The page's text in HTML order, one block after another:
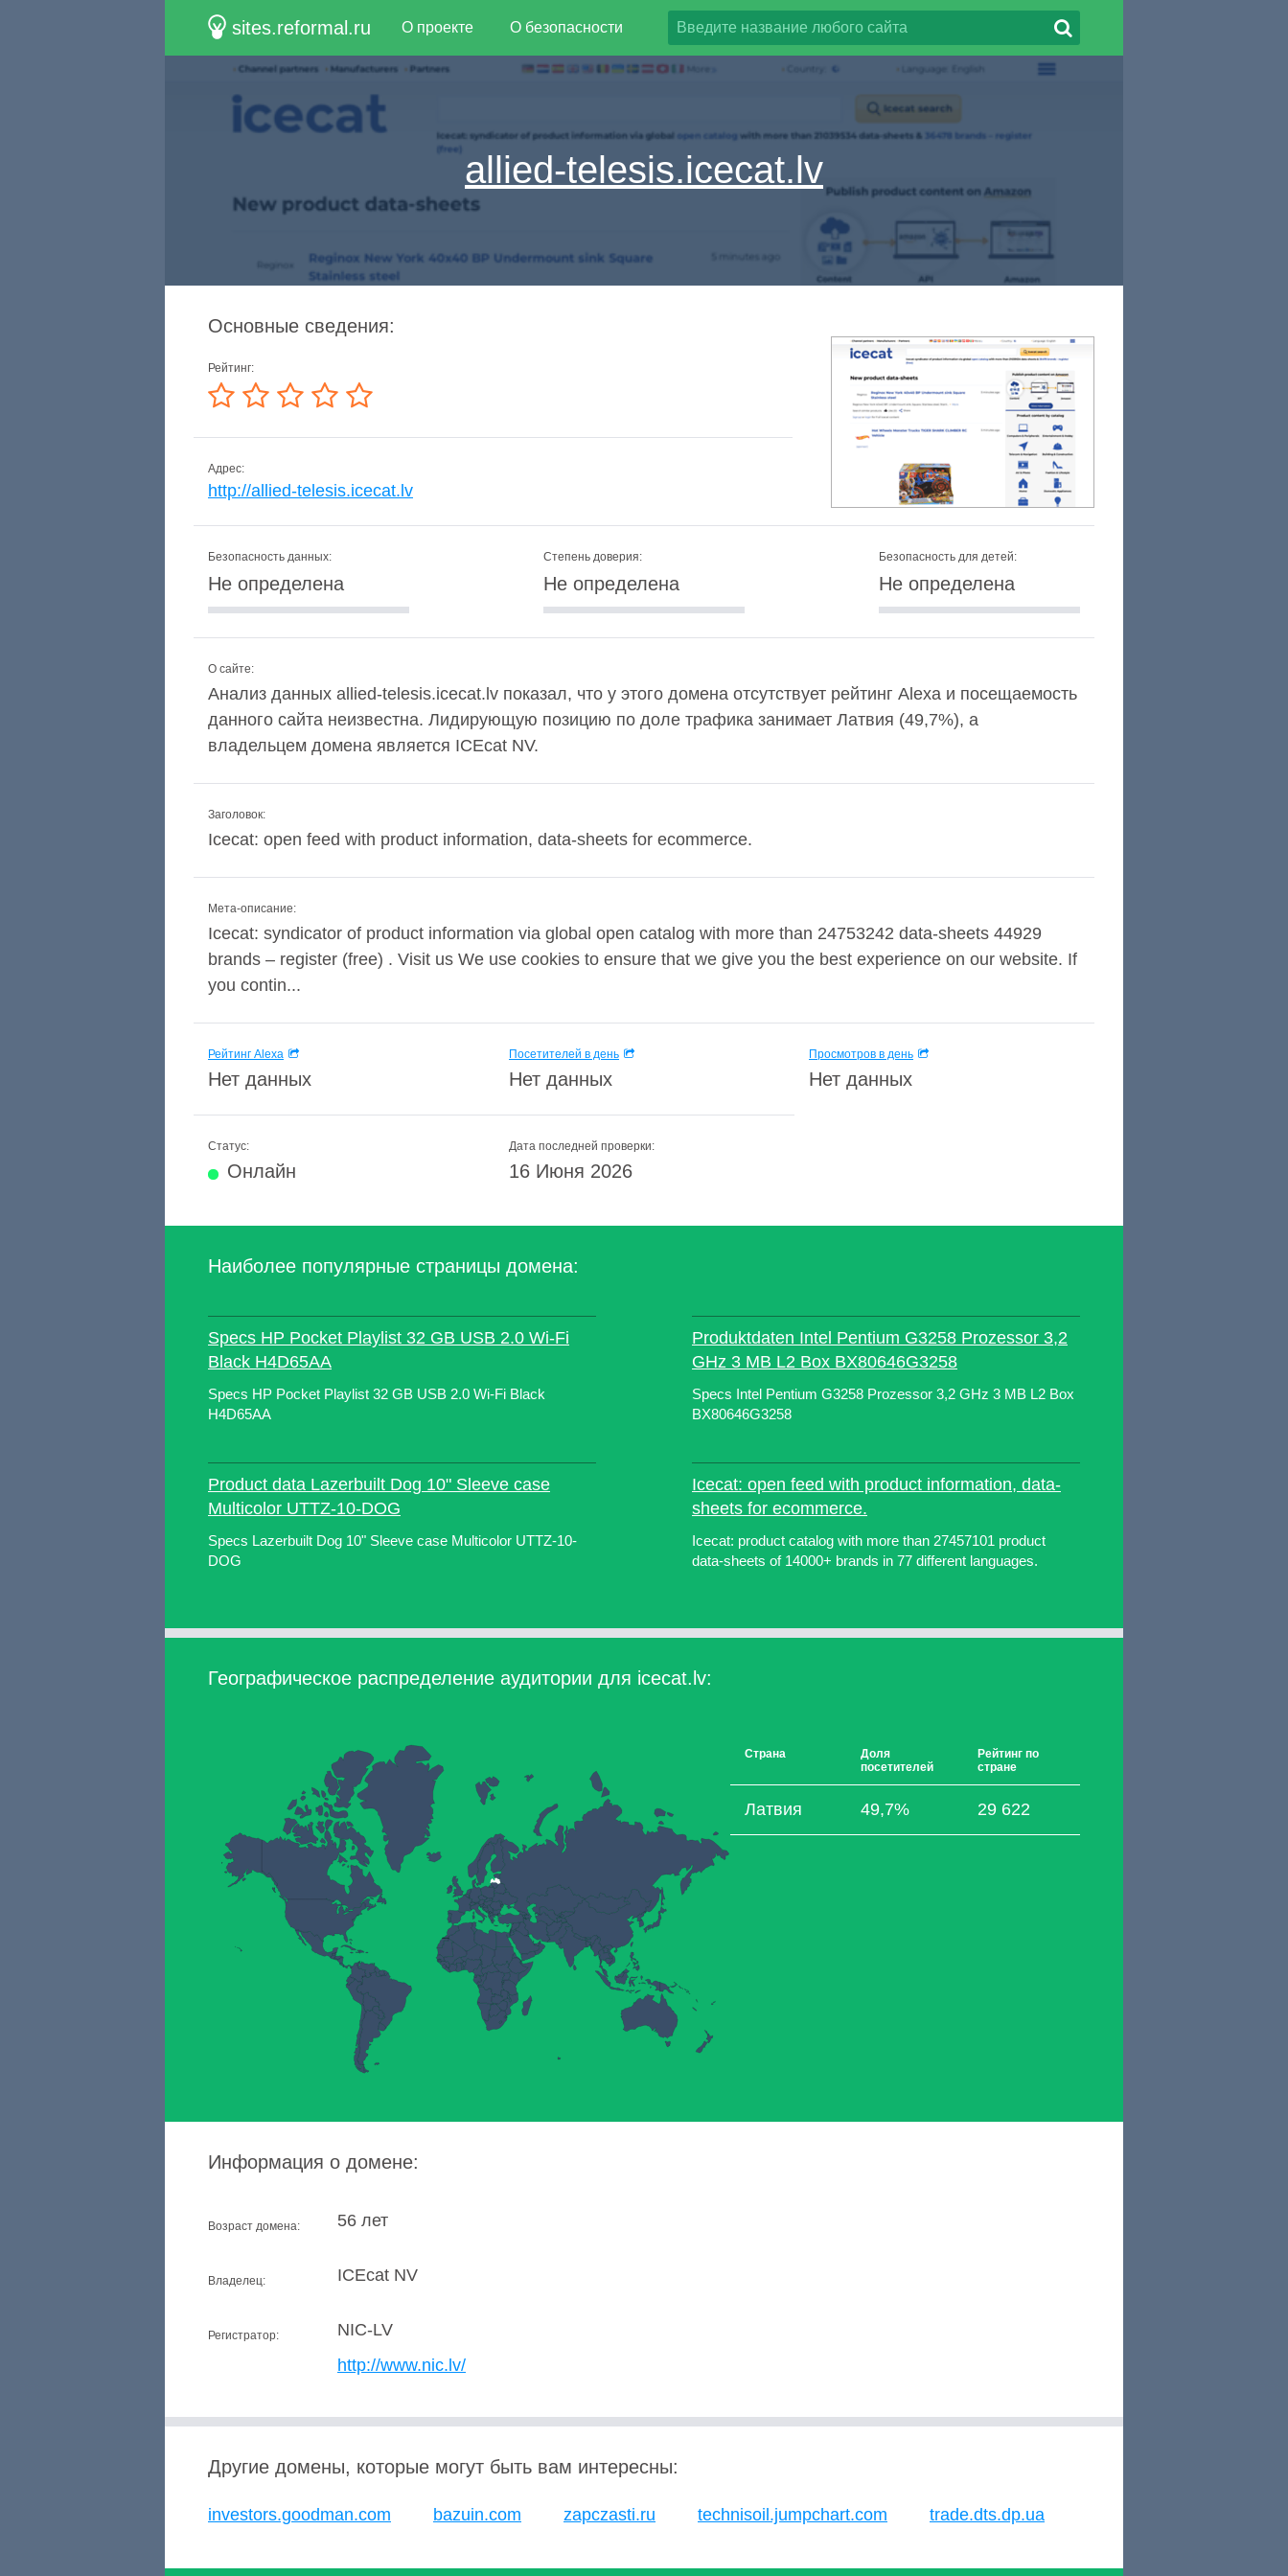
sites.reformal.ru О проекте О безопасности
allied-telesis.icecat.lv
Основные сведения:
Рейтинг:
Адрес:
http://allied-telesis.icecat.lv
Безопасность данных:
Не определена
Степень доверия:
Не определена
Безопасность для детей:
Не определена
О сайте:
Анализ данных allied-telesis.icecat.lv показал, что у этого домена отсутствует рейтинг Alexa и посещаемость
данного сайта неизвестна. Лидирующую позицию по доле трафика занимает Латвия (49,7%), а
владельцем домена является ICEcat NV.
Заголовок:
Icecat: open feed with product information, data-sheets for ecommerce.
Мета-описание:
Icecat: syndicator of product information via global open catalog with more than 24753242 data-sheets 44929
brands – register (free) . Visit us We use cookies to ensure that we give you the best experience on our website. If
you contin...
Рейтинг Alexa
Нет данных
Посетителей в день
Нет данных
Просмотров в день
Нет данных
Статус:
Онлайн
Дата последней проверки:
16 Июня 2026
Наиболее популярные страницы домена:
Specs HP Pocket Playlist 32 GB USB 2.0 Wi-Fi
Black H4D65AA
Specs HP Pocket Playlist 32 GB USB 2.0 Wi-Fi Black
H4D65AA
Product data Lazerbuilt Dog 10" Sleeve case
Multicolor UTTZ-10-DOG
Specs Lazerbuilt Dog 10" Sleeve case Multicolor UTTZ-10-
DOG
Produktdaten Intel Pentium G3258 Prozessor 3,2
GHz 3 MB L2 Box BX80646G3258
Specs Intel Pentium G3258 Prozessor 3,2 GHz 3 MB L2 Box
BX80646G3258
Icecat: open feed with product information, data-
sheets for ecommerce.
Icecat: product catalog with more than 27457101 product
data-sheets of 14000+ brands in 77 different languages.
Географическое распределение аудитории для icecat.lv:
Страна
Доля
посетителей
Рейтинг по
стране
Латвия 49,7% 29 622
Информация о домене:
Возраст домена: 56 лет
Владелец: ICEcat NV
Регистратор:
NIC-LV
http://www.nic.lv/
Другие домены, которые могут быть вам интересны:
investors.goodman.com bazuin.com zapczasti.ru technisoil.jumpchart.com trade.dts.dp.ua